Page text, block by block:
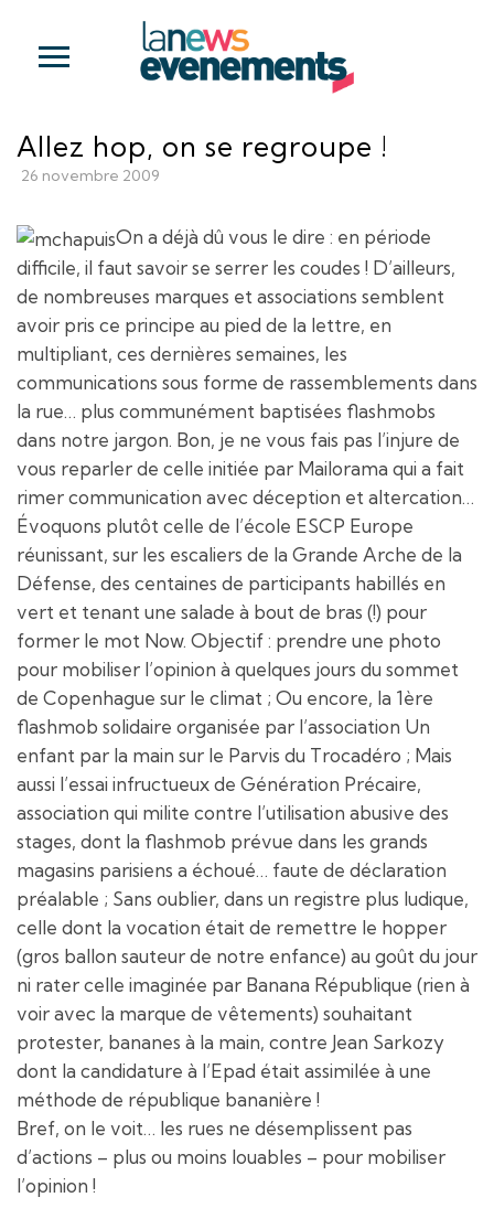
Allez hop, on se regroupe !
26 novembre 2009
On a déjà dû vous le dire : en période
difficile, il faut savoir se serrer les coudes ! D’ailleurs,
de nombreuses marques et associations semblent
avoir pris ce principe au pied de la lettre, en
multipliant, ces dernières semaines, les
communications sous forme de rassemblements dans
la rue… plus communément baptisées flashmobs
dans notre jargon. Bon, je ne vous fais pas l’injure de
vous reparler de celle initiée par Mailorama qui a fait
rimer communication avec déception et altercation…
Évoquons plutôt celle de l’école ESCP Europe
réunissant, sur les escaliers de la Grande Arche de la
Défense, des centaines de participants habillés en
vert et tenant une salade à bout de bras (!) pour
former le mot Now. Objectif : prendre une photo
pour mobiliser l’opinion à quelques jours du sommet
de Copenhague sur le climat ; Ou encore, la 1ère
flashmob solidaire organisée par l’association Un
enfant par la main sur le Parvis du Trocadéro ; Mais
aussi l’essai infructueux de Génération Précaire,
association qui milite contre l’utilisation abusive des
stages, dont la flashmob prévue dans les grands
magasins parisiens a échoué… faute de déclaration
préalable ; Sans oublier, dans un registre plus ludique,
celle dont la vocation était de remettre le hopper
(gros ballon sauteur de notre enfance) au goût du jour
ni rater celle imaginée par Banana République (rien à
voir avec la marque de vêtements) souhaitant
protester, bananes à la main, contre Jean Sarkozy
dont la candidature à l’Epad était assimilée à une
méthode de république bananière !
Bref, on le voit… les rues ne désemplissent pas
d’actions – plus ou moins louables – pour mobiliser
l’opinion !